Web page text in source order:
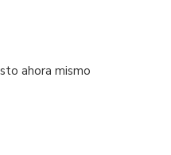
ahora mismo